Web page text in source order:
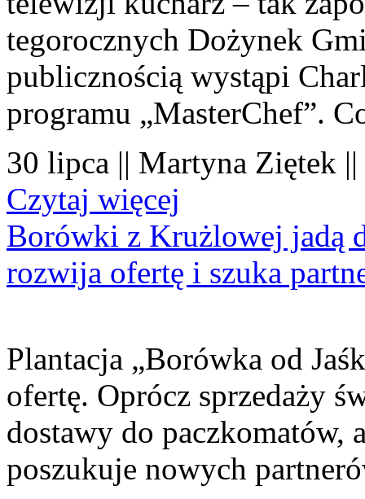
tegorocznych Dożynek
publicznością wystąpi
programu „MasterChef”.
30 lipca || Martyna Ziętek
Czytaj więcej
Borówki z Krużlowej jadą
rozwija ofertę i szuka
Plantacja „Borówka od
ofertę. Oprócz sprzedaży
dostawy do paczkomatów,
poszukuje nowych